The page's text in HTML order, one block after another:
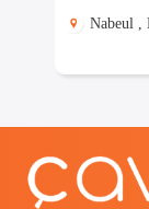
Nabeul ,